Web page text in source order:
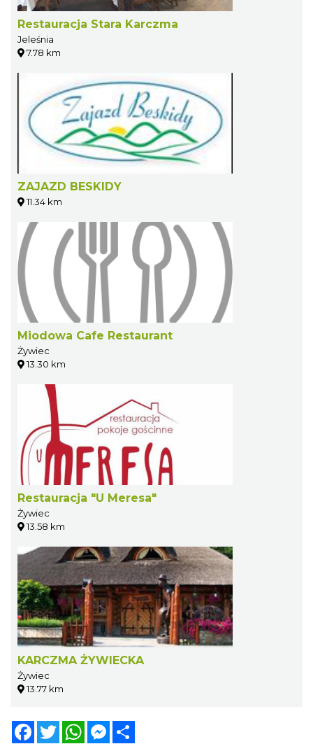
Restauracja Stara Karczma
Jeleśnia
7.78 km
ZAJAZD BESKIDY
11.34 km
Miodowa Cafe Restaurant
Żywiec
13.30 km
Restauracja "U Meresa"
Żywiec
13.58 km
KARCZMA ŻYWIECKA
Żywiec
13.77 km
FacebookTwitterWhatsAppMessenger